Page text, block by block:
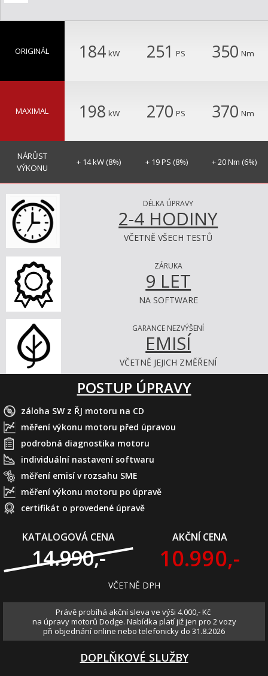
ORIGINÁL 184 kW 251 PS 350 Nm
MAXIMAL 198 kW 270 PS 370 Nm
NÁRŮST
VÝKONU
+ 14 kW (8%) + 19 PS (8%) + 20 Nm (6%)
DÉLKA ÚPRAVY
2-4 HODINY
VČETNĚ VŠECH TESTŮ
ZÁRUKA
9 LET
NA SOFTWARE
GARANCE NEZVÝŠENÍ
EMISÍ
VČETNĚ JEJICH ZMĚŘENÍ
POSTUP ÚPRAVY
záloha SW z ŘJ motoru na CD
měření výkonu motoru před úpravou
podrobná diagnostika motoru
individuální nastavení softwaru
měření emisí v rozsahu SME
měření výkonu motoru po úpravě
certifikát o provedené úpravě
KATALOGOVÁ CENA
14.990,-
AKČNÍ CENA
10.990,-
VČETNĚ DPH
Právě probíhá akční sleva ve výši 4.000,- Kč
na úpravy motorů Dodge. Nabídka platí již jen pro 2 vozy
při objednání online nebo telefonicky do 31.8.2026
DOPLŇKOVÉ SLUŽBY